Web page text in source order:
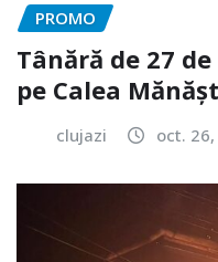
PROMO
Tânără de 27
pe Calea
clujazi oct.